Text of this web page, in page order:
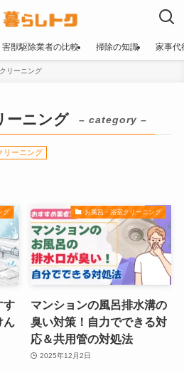
害獣駆除業者の比較 掃除の知識 家事代
リーニング
ーニング – category –
リーニング
グ
す
ん
お風呂・浴室クリーニング
マンションの風呂排水溝の
臭い対策！自力でできる対
応＆共用管の対処法
2025年12月2日